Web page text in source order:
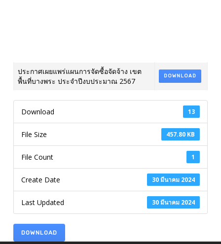
ประกาศเผยแพร่แผนการจัดซื้อจัดจ้าง เขต
พื้นที่บางพระ ประจำปีงบประมาณ 2567
DOWNLOAD
13
Download
457.80 KB
File Size
1
File Count
30 มีนาคม 2024
Create Date
30 มีนาคม 2024
Last Updated
DOWNLOAD